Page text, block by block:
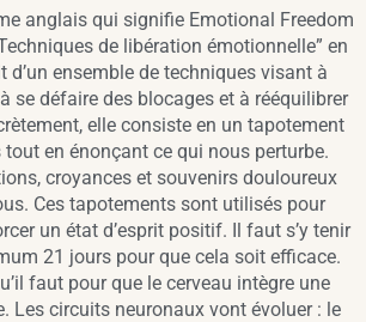
anglais qui signifie Emotional Freedom
de libération émotionnelle” en
d’un ensemble de techniques visant à
à se défaire des blocages et à rééquilibrer
elle consiste en un tapotement
en énonçant ce qui nous perturbe.
croyances et souvenirs douloureux
Ces tapotements sont utilisés pour
un état d’esprit positif. Il faut s’y tenir
21 jours pour que cela soit efficace.
faut pour que le cerveau intègre une
Les circuits neuronaux vont évoluer : le